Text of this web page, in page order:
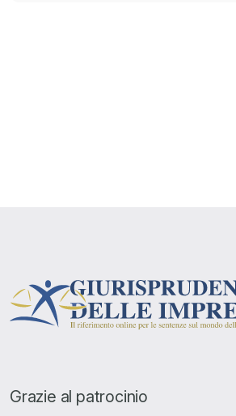
Grazie al patrocinio